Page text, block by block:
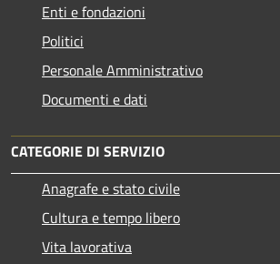
Enti e fondazioni
Politici
Personale Amministrativo
Documenti e dati
CATEGORIE DI SERVIZIO
Anagrafe e stato civile
Cultura e tempo libero
Vita lavorativa